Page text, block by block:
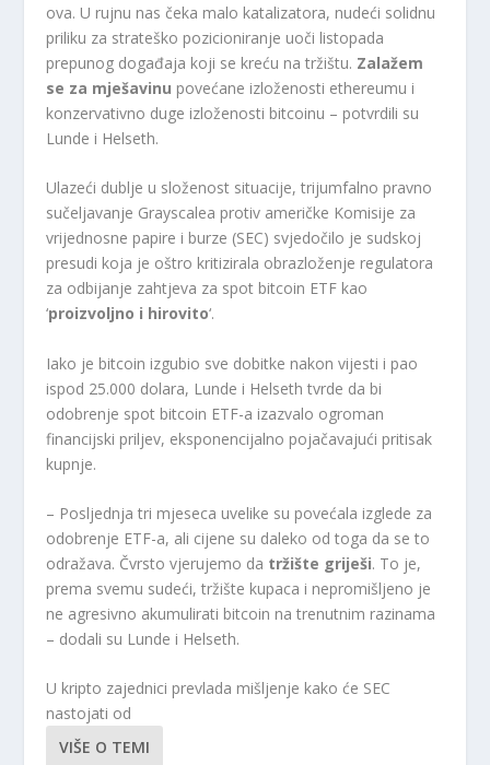
ova. U rujnu nas čeka malo katalizatora, nudeći solidnu
priliku za strateško pozicioniranje uoči listopada
prepunog događaja koji se kreću na tržištu. Zalažem
se za mješavinu povećane izloženosti ethereumu i
konzervativno duge izloženosti bitcoinu – potvrdili su
Lunde i Helseth.
Ulazeći dublje u složenost situacije, trijumfalno pravno
sučeljavanje Grayscalea protiv američke Komisije za
vrijednosne papire i burze (SEC) svjedočilo je sudskoj
presudi koja je oštro kritizirala obrazloženje regulatora
za odbijanje zahtjeva za spot bitcoin ETF kao
‘proizvoljno i hirovito‘.
Iako je bitcoin izgubio sve dobitke nakon vijesti i pao
ispod 25.000 dolara, Lunde i Helseth tvrde da bi
odobrenje spot bitcoin ETF-a izazvalo ogroman
financijski priljev, eksponencijalno pojačavajući pritisak
kupnje.
– Posljednja tri mjeseca uvelike su povećala izglede za
odobrenje ETF-a, ali cijene su daleko od toga da se to
odražava. Čvrsto vjerujemo da tržište griješi. To je,
prema svemu sudeći, tržište kupaca i nepromišljeno je
ne agresivno akumulirati bitcoin na trenutnim razinama
– dodali su Lunde i Helseth.
U kripto zajednici prevlada mišljenje kako će SEC
nastojati od
VIŠE O TEMI